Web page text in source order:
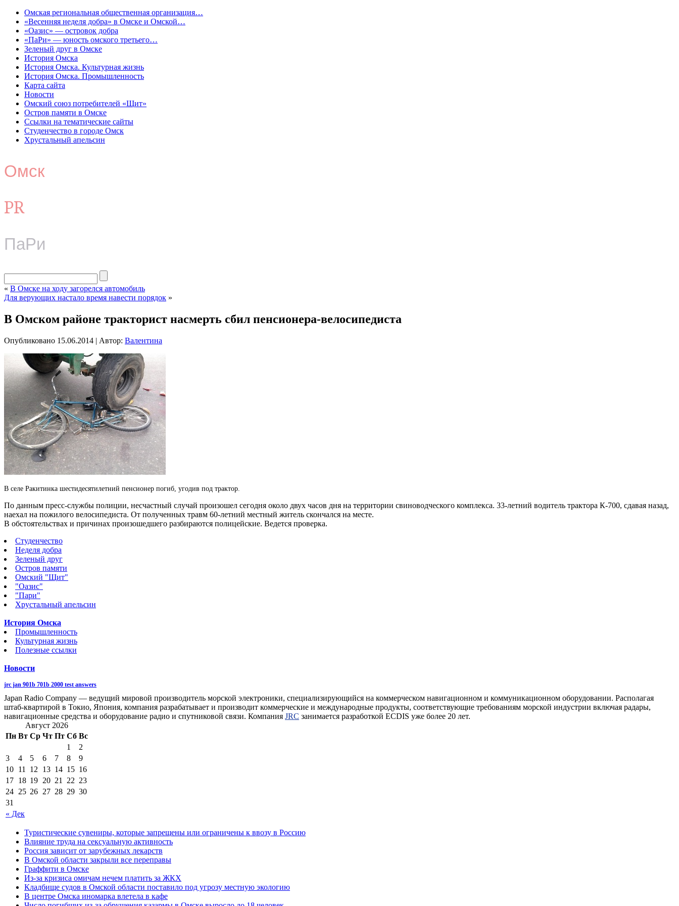
Омская региональная общественная организация…
«Весенняя неделя добра» в Омске и Омской…
«Оазис» — островок добра
«ПаРи» — юность омского третьего…
Зеленый друг в Омске
История Омска
История Омска. Культурная жизнь
История Омска. Промышленность
Карта сайта
Новости
Омский союз потребителей «Щит»
Остров памяти в Омске
Ссылки на тематические сайты
Студенчество в городе Омск
Хрустальный апельсин
Омск
PR
ПаРи
« В Омске на ходу загорелся автомобиль
Для верующих настало время навести порядок »
В Омском районе тракторист насмерть сбил пенсионера-велосипедиста
Опубликовано 15.06.2014 | Автор: Валентина
В селе Ракитинка шестидесятилетний пенсионер погиб, угодив под трактор.
По данным пресс-службы полиции, несчастный случай произошел сегодня около двух часов дня на территории свиноводческого комплекса. 33-летний водитель трактора К-700, сдавая назад,
наехал на пожилого велосипедиста. От полученных травм 60-летний местный житель скончался на месте.
В обстоятельствах и причинах произошедшего разбираются полицейские. Ведется проверка.
Студенчество
Неделя добра
Зеленый друг
Остров памяти
Омский "Щит"
"Оазис"
"Пари"
Хрустальный апельсин
История Омска
Промышленность
Культурная жизнь
Полезные ссылки
Новости
jrc jan 901b 701b 2000 test answers
Japan Radio Company — ведущий мировой производитель морской электроники, специализирующийся на коммерческом навигационном и коммуникационном оборудовании. Располагая
штаб-квартирой в Токио, Япония, компания разрабатывает и производит коммерческие и международные продукты, соответствующие требованиям морской индустрии включая радары,
навигационные средства и оборудование радио и спутниковой связи. Компания JRC занимается разработкой ECDIS уже более 20 лет.
Август 2026
Пн Вт Ср Чт Пт Сб Вс
« Дек
1
2
3
4 5 6 7 8
9
10 11 12 13 14 15 16
17 18 19 20 21 22 23
24 25 26 27 28 29 30
31
Туристические сувениры, которые запрещены или ограничены к ввозу в Россию
Влияние труда на сексуальную активность
Россия зависит от зарубежных лекарств
В Омской области закрыли все переправы
Граффити в Омске
Из-за кризиса омичам нечем платить за ЖКХ
Кладбище судов в Омской области поставило под угрозу местную экологию
В центре Омска иномарка влетела в кафе